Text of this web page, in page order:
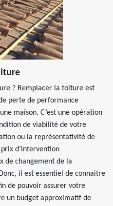
? Remplacer la toiture est
perte de performance
maison. C’est une opération
de viabilité de votre
ou la représentativité de
d’intervention
de changement de la
il est essentiel de connaitre
de pouvoir assurer votre
un budget approximatif de